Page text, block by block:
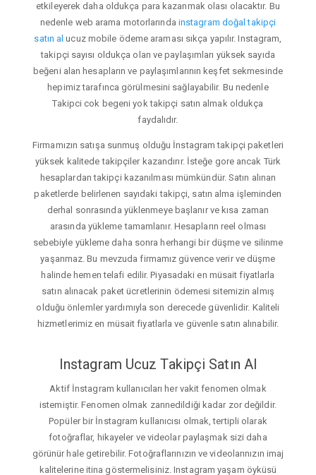
etkileyerek daha oldukça para kazanmak olası olacaktır. Bu
nedenle web arama motorlarında instagram doğal takipçi
satın al ucuz mobile ödeme araması sıkça yapılır. Instagram,
takipçi sayısı oldukça olan ve paylaşımları yüksek sayıda
beğeni alan hesapların ve paylaşımlarının keşfet sekmesinde
hepimiz tarafınca görülmesini sağlayabilir. Bu nedenle
Takipci cok begeni yok takipçi satın almak oldukça
faydalıdır.
Firmamızın satışa sunmuş olduğu İnstagram takipçi paketleri
yüksek kalitede takipçiler kazandırır. İsteğe gore ancak Türk
hesaplardan takipçi kazanılması mümkündür. Satın alınan
paketlerde belirlenen sayıdaki takipçi, satın alma işleminden
derhal sonrasında yüklenmeye başlanır ve kısa zaman
arasında yükleme tamamlanır. Hesapların reel olması
sebebiyle yükleme daha sonra herhangi bir düşme ve silinme
yaşanmaz. Bu mevzuda firmamız güvence verir ve düşme
halinde hemen telafi edilir. Piyasadaki en müsait fiyatlarla
satın alınacak paket ücretlerinin ödemesi sitemizin almış
olduğu önlemler yardımıyla son derecede güvenlidir. Kaliteli
hizmetlerimiz en müsait fiyatlarla ve güvenle satın alınabilir.
Instagram Ucuz Takipçi Satın Al
Aktif İnstagram kullanıcıları her vakit fenomen olmak
istemiştir. Fenomen olmak zannedildiği kadar zor değildir.
Popüler bir İnstagram kullanıcısı olmak, tertipli olarak
fotoğraflar, hikayeler ve videolar paylaşmak sizi daha
görünür hale getirebilir. Fotoğraflarınızın ve videolarınızın imaj
kalitelerine itina göstermelisiniz. Instagram yaşam öyküsü